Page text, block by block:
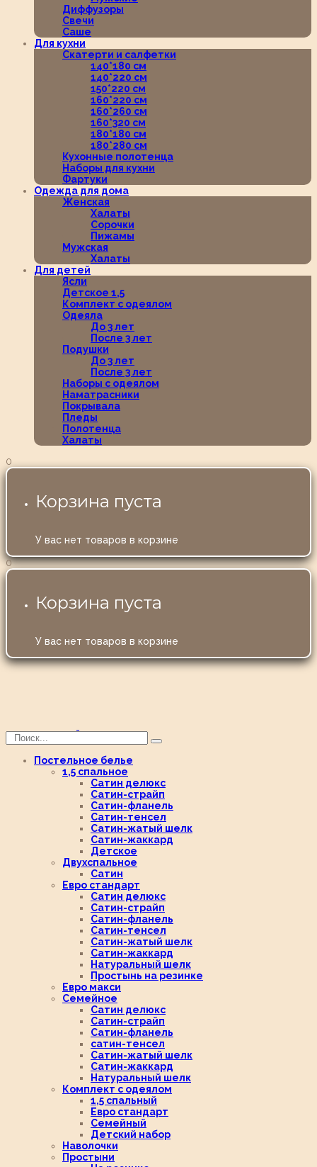
Диффузоры
Свечи
Саше
Для кухни
Скатерти и салфетки
140*180 см
140*220 см
150*220 см
160*220 см
160*260 см
160*320 см
180*180 см
180*280 см
Кухонные полотенца
Наборы для кухни
Фартуки
Одежда для дома
Женская
Халаты
Сорочки
Пижамы
Мужская
Халаты
Для детей
Ясли
Детское 1,5
Комплект с одеялом
Одеяла
До 3 лет
После 3 лет
Подушки
До 3 лет
После 3 лет
Наборы с одеялом
Наматрасники
Покрывала
Пледы
Полотенца
Халаты
0
Корзина пуста
У вас нет товаров в корзине
0
Корзина пуста
У вас нет товаров в корзине
Постельное белье
1,5 спальное
Сатин делюкс
Сатин-страйп
Сатин-фланель
Сатин-тенсел
Сатин-жатый шелк
Сатин-жаккард
Детское
Двухспальное
Сатин
Евро стандарт
Сатин делюкс
Сатин-страйп
Сатин-фланель
Сатин-тенсел
Сатин-жатый шелк
Сатин-жаккард
Натуральный шелк
Простынь на резинке
Евро макси
Семейное
Сатин делюкс
Сатин-страйп
Сатин-фланель
сатин-тенсел
Сатин-жатый шелк
Сатин-жаккард
Натуральный шелк
Комплект с одеялом
1,5 спальный
Евро стандарт
Семейный
Детский набор
Наволочки
Простыни